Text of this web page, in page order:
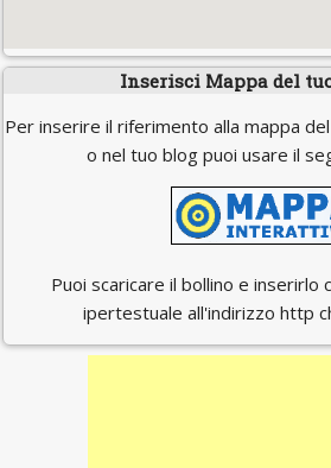
Inserisci Mappa del
Per inserire il riferimento alla mappa
o nel tuo blog puoi usare il
Puoi scaricare il bollino e inserirlo
ipertestuale all'indirizzo http